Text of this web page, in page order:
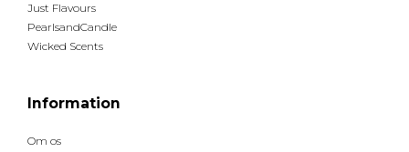
Just Flavours
PearlsandCandle
Wicked Scents
Information
Om os